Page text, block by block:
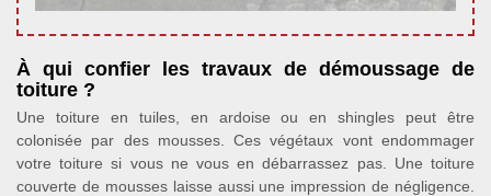
À qui confier les travaux de démoussage de
toiture ?
Une toiture en tuiles, en ardoise ou en shingles peut être
colonisée par des mousses. Ces végétaux vont endommager
votre toiture si vous ne vous en débarrassez pas. Une toiture
couverte de mousses laisse aussi une impression de négligence.